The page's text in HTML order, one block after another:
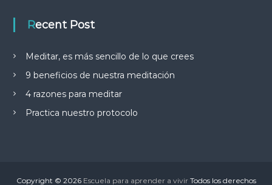
Recent Post
Meditar, es más sencillo de lo que crees
9 beneficios de nuestra meditación
4 razones para meditar
Practica nuestro protocolo
Copyright © 2026 Escuela para aprender a vivirTodos los derechos